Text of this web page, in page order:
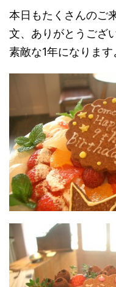
本日もたくさんのご
文、ありがとうござ
素敵な1年になります